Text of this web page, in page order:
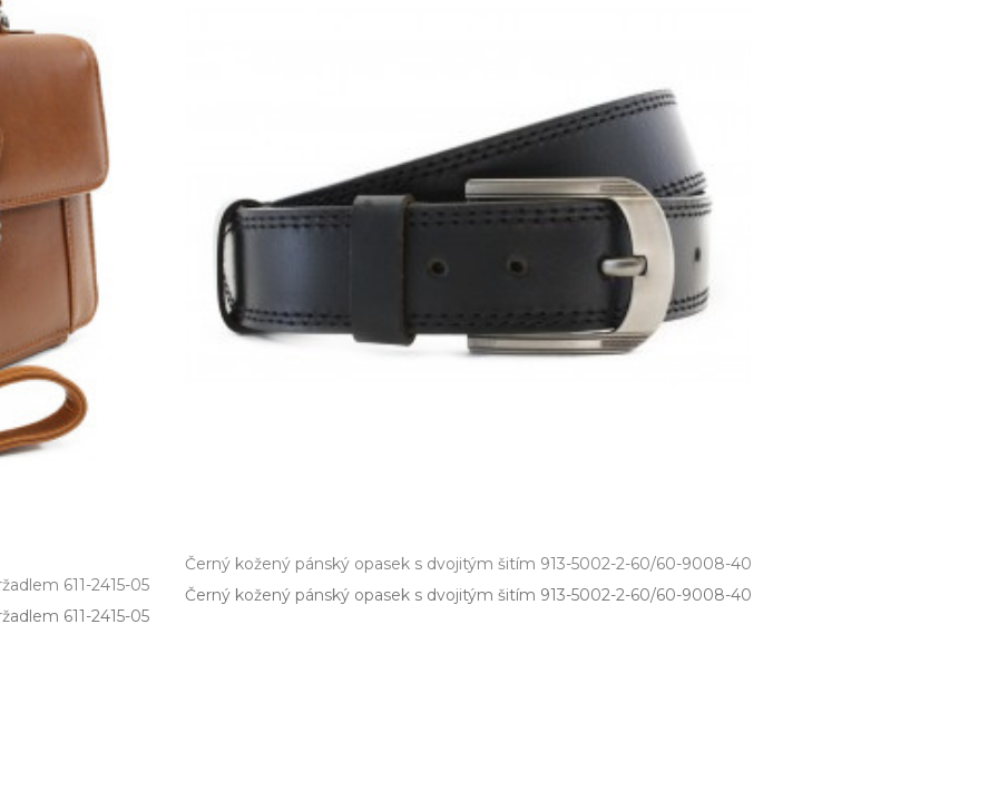
611-2415-05
611­-2415­-05
Černý kožený pánský opasek s dvojitým šitím 913-5002-2-60/60-9008-40
Černý kožený pánský opasek s dvojitým šitím 913­-5002­-2­-60/60­-9008­-40